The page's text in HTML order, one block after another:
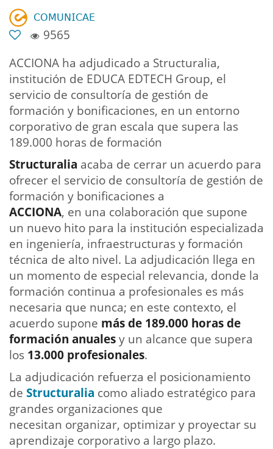
𝖢𝖮𝖬𝖴𝖭𝖨𝖢𝖠𝖤
9565
ACCIONA ha adjudicado a Structuralia,
institución de EDUCA EDTECH Group, el
servicio de consultoría de gestión de
formación y bonificaciones, en un entorno
corporativo de gran escala que supera las
189.000 horas de formación
Structuralia acaba de cerrar un acuerdo para
ofrecer el servicio de consultoría de gestión de
formación y bonificaciones a
ACCIONA, en una colaboración que supone
un nuevo hito para la institución especializada
en ingeniería, infraestructuras y formación
técnica de alto nivel. La adjudicación llega en
un momento de especial relevancia, donde la
formación continua a profesionales es más
necesaria que nunca; en este contexto, el
acuerdo supone más de 189.000 horas de
formación anualesy un alcance que supera
los 13.000 profesionales.
La adjudicación refuerza el posicionamiento
de Structuralia como aliado estratégico para
grandes organizaciones que
necesitan organizar, optimizar y proyectar su
aprendizaje corporativo a largo plazo.